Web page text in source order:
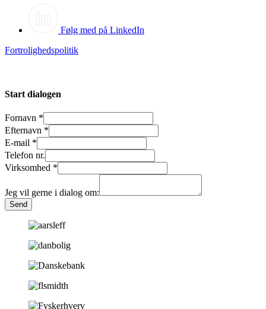
Følg med på LinkedIn
Fortrolighedspolitik
Start dialogen
Fornavn *
Efternavn *
E-mail *
Telefon nr.
Virksomhed *
Jeg vil gerne i dialog om:
Send